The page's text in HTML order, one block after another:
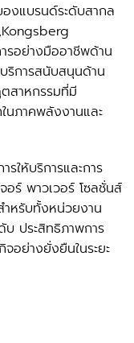
องแบรนด์ระดับสากล
รอย่างมืออาชีพด้าน
ริการสนับสนุนด้าน
สาหกรรมที่มี
นภาคพลังงานและ
ให้บริการและการ
ร์ พาวเวอร์ โซลชั่นส์
หรับทั้งหน่วยงาน
บ ประสิทธิภาพการ
อย่างยั่งยืนในระยะ